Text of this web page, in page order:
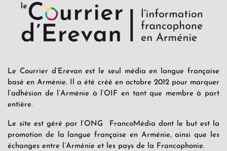
Le Courrier d’Erevan est le seul média en langue française
basé en Arménie. Il a été créé en octobre 2012 pour marquer
l’adhésion de l’Arménie à l’OIF en tant que membre à part
entière.
Le site est géré par l’ONG FrancoMédia dont le but est la
promotion de la langue française en Arménie, ainsi que les
échanges entre l’Arménie et les pays de la Francophonie.